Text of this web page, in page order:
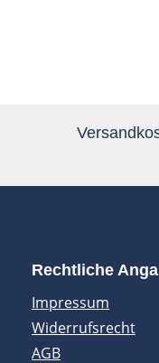
Rechtliche
Impressum
Widerrufsrecht
AGB